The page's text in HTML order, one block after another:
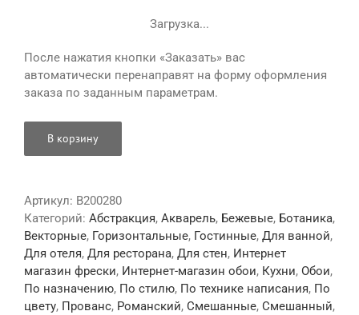
Загрузка...
После нажатия кнопки «Заказать» вас
автоматически перенаправят на форму оформления
заказа по заданным параметрам.
В корзину
Артикул: B200280
Категорий: Абстракция, Акварель, Бежевые, Ботаника,
Векторные, Горизонтальные, Гостинные, Для ванной,
Для отеля, Для ресторана, Для стен, Интернет
магазин фрески, Интернет-магазин обои, Кухни, Обои,
По назначению, По стилю, По технике написания, По
цвету, Прованс, Романский, Смешанные, Смешанный,